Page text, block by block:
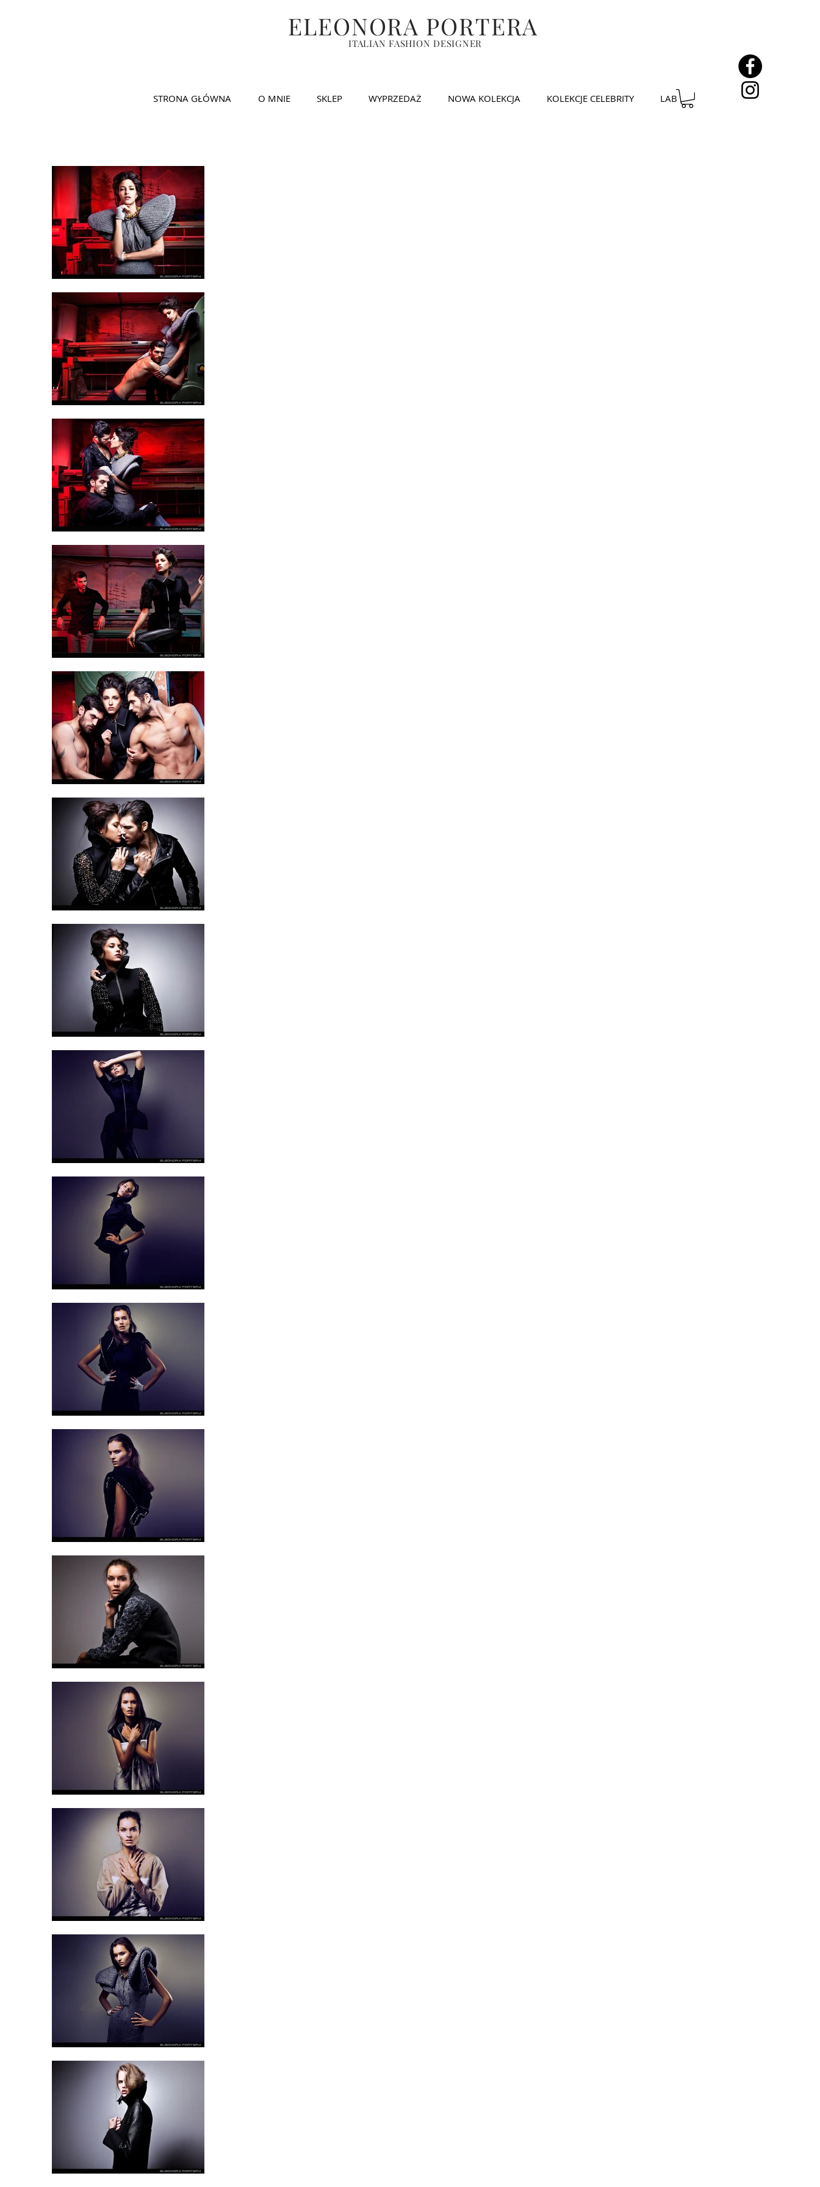
ELEONORA PORTERA
ITALIAN FASHION DESIGNER
STRONA GŁÓWNA O MNIE SKLEP WYPRZEDAŻ NOWA KOLEKCJA KOLEKCJE CELEBRITY LAB